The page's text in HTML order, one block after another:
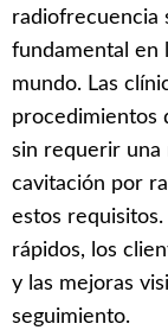
radiofrecuencia
fundamental en
mundo. Las
procedimientos
sin requerir una
cavitación por
estos
rápidos, los
y las mejoras
seguimiento.